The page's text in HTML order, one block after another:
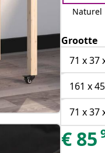
Naturel
Grootte
71 x 37
161 x
71 x 37
€ 85